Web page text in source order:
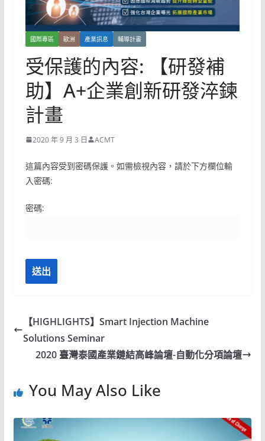
國際專區 歐洲 產業訊息 輔導計畫
受保護的內容: 【研發補
助】A+企業創新研發淬鍊
計畫
2020 年 9 月 3 日 ACMT
這篇內容受到密碼保護。如需檢視內容，請於下方欄位輸
入密碼:
密碼:
【HIGHLIGHTS】Smart Injection Machine
Solutions Seminar
2020 臺灣泰國產業鏈結高峰論壇-自動化分項論壇
You May Also Like